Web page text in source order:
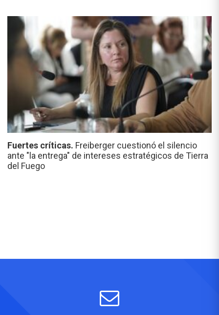
Fuertes críticas. Freiberger cuestionó el silencio
ante "la entrega" de intereses estratégicos de Tierra
del Fuego